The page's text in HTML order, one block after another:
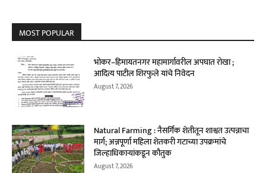
MOST POPULAR
भोकर–हिमायतनगर महामार्गावरील अपघात रोखा ;
आदित्य पाटील शिरफुले यांचे निवेदन
August 7, 2026
Natural Farming : नैसर्गिक शेतीतून शाश्वत उत्पन्नाचा
मार्ग; अन्नपूर्णा महिला शेतकरी गटाच्या उपक्रमांचे
जिल्हाधिकाऱ्यांकडून कौतुक
August 7, 2026